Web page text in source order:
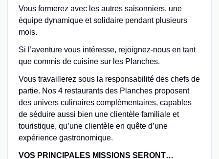
Vous formerez avec les autres saisonniers, une
équipe dynamique et solidaire pendant plusieurs
mois.
Si l’aventure vous intéresse, rejoignez-nous en tant
que commis de cuisine sur les Planches.
Vous travaillerez sous la responsabilité des chefs de
partie. Nos 4 restaurants des Planches proposent
des univers culinaires complémentaires, capables
de séduire aussi bien une clientèle familiale et
touristique, qu’une clientèle en quête d’une
expérience gastronomique.
VOS PRINCIPALES MISSIONS SERONT…